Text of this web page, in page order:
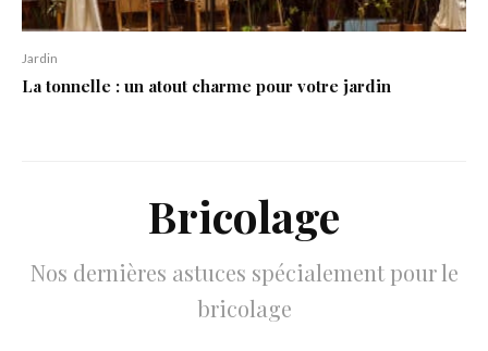
Jardin
La tonnelle : un atout charme pour votre jardin
Bricolage
Nos dernières astuces spécialement pour le
bricolage